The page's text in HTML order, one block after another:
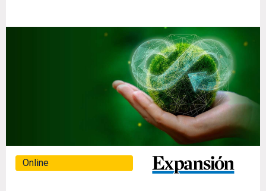
Online